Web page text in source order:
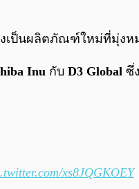
เป็นผลิตภัณฑ์ใหม่ที่มุ่งห
Inu กับ D3 Global ซึ่
xs8JQGKOEY